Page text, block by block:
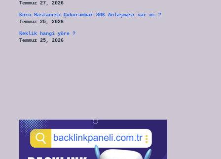
Temmuz 27, 2026
Koru Hastanesi Çukurambar SGK Anlaşması var mı ?
Temmuz 25, 2026
Keklik hangi yöre ?
Temmuz 25, 2026